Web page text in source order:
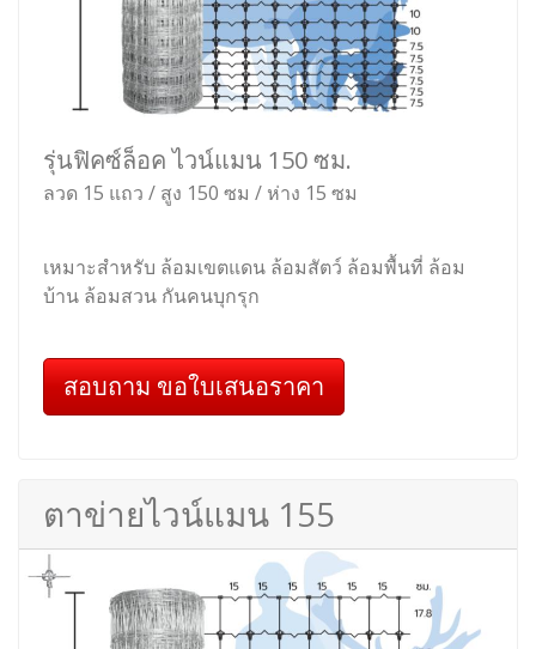
รุ่นฟิคซ์ล็อค ไวน์แมน 150 ซม.
ลวด 15 แถว / สูง 150 ซม / ห่าง 15 ซม
เหมาะสำหรับ ล้อมเขตแดน ล้อมสัตว์ ล้อมพื้นที่ ล้อม
บ้าน ล้อมสวน กันคนบุกรุก
สอบถาม ขอใบเสนอราคา
ตาข่ายไวน์แมน 155